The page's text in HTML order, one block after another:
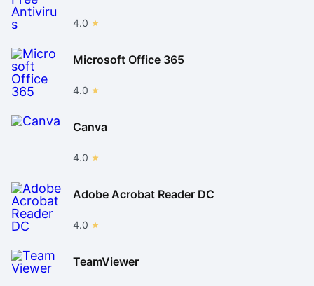
4.0
Microsoft Office 365
4.0
Canva
4.0
Adobe Acrobat Reader DC
4.0
TeamViewer